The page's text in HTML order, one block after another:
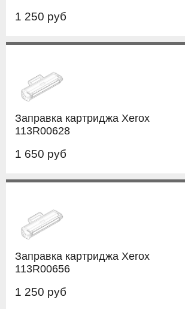
1 250 руб
Заправка картриджа Xerox
113R00628
1 650 руб
Заправка картриджа Xerox
113R00656
1 250 руб